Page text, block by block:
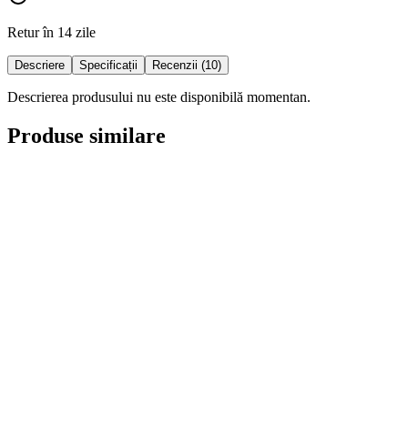
Retur în 14 zile
Descriere Specificații Recenzii (10)
Descrierea produsului nu este disponibilă momentan.
Produse similare